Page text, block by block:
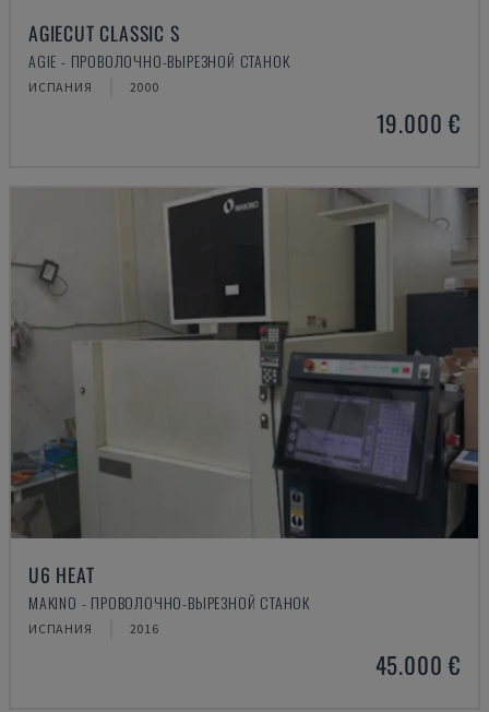
AGIECUT CLASSIC S
AGIE - ПРОВОЛОЧНО-ВЫРЕЗНОЙ СТАНОК
ИСПАНИЯ 2000
19.000 €
U6 HEAT
MAKINO - ПРОВОЛОЧНО-ВЫРЕЗНОЙ СТАНОК
ИСПАНИЯ 2016
45.000 €